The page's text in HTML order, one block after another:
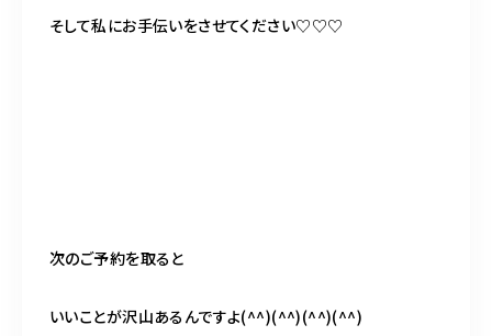
そして私にお手伝いをさせてください♡♡♡
次のご予約を取ると
いいことが沢山あるんですよ(^^)(^^)(^^)(^^)